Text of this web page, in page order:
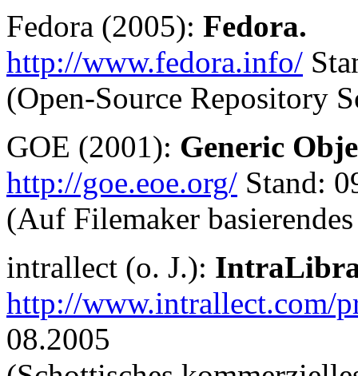
Fedora (2005): Fedora.
http://www.fedora.info/
(Open-Source Repository
GOE (2001): Generic
http://goe.eoe.org/ Stand:
(Auf Filemaker
intrallect (o. J.):
http://www.intrallect.com/
08.2005